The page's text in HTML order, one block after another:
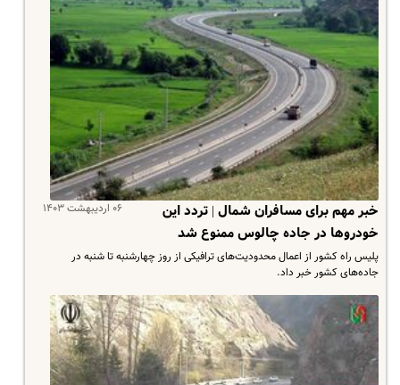
۰۶ اردیبهشت ۱۴۰۳
خبر مهم برای مسافران شمال | تردد این
خودروها در جاده چالوس ممنوع شد
پلیس راه کشور از اعمال محدودیت‌های ترافیکی از روز چهارشنبه تا شنبه در
جاده‌های کشور خبر داد.